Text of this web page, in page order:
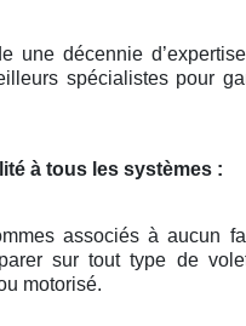
une décennie
spécialistes pour
à tous les systèmes :
associés à aucun
sur tout type de
motorisé.